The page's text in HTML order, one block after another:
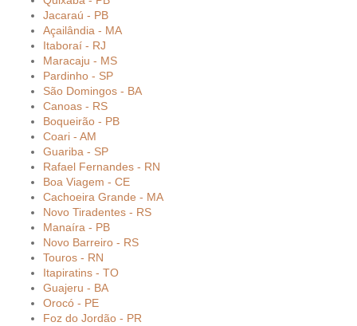
Jacaraú - PB
Açailândia - MA
Itaboraí - RJ
Maracaju - MS
Pardinho - SP
São Domingos - BA
Canoas - RS
Boqueirão - PB
Coari - AM
Guariba - SP
Rafael Fernandes - RN
Boa Viagem - CE
Cachoeira Grande - MA
Novo Tiradentes - RS
Manaíra - PB
Novo Barreiro - RS
Touros - RN
Itapiratins - TO
Guajeru - BA
Orocó - PE
Foz do Jordão - PR